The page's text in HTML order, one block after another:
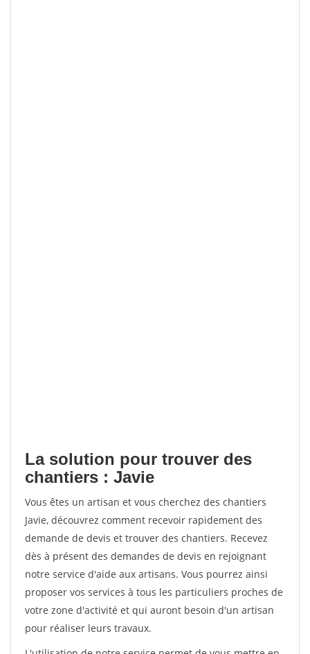
La solution pour trouver des
chantiers : Javie
Vous êtes un artisan et vous cherchez des chantiers
Javie, découvrez comment recevoir rapidement des
demande de devis et trouver des chantiers. Recevez
dès à présent des demandes de devis en rejoignant
notre service d'aide aux artisans. Vous pourrez ainsi
proposer vos services à tous les particuliers proches de
votre zone d'activité et qui auront besoin d'un artisan
pour réaliser leurs travaux.